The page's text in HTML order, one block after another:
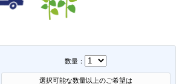
数量：
選択可能な数量以上のご希望は